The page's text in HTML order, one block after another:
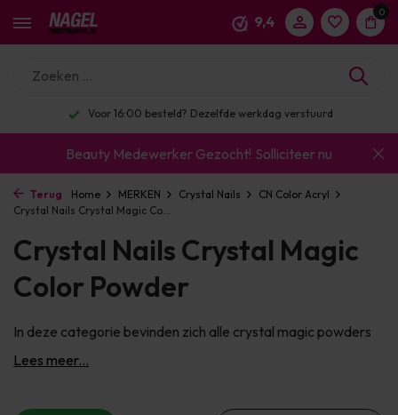
9,4
0
Voor 16:00 besteld? Dezelfde werkdag verstuurd
Beauty Medewerker Gezocht! Solliciteer nu
Terug Home MERKEN Crystal Nails
CN Color Acryl
Crystal Nails Crystal Magic Co...
Crystal Nails Crystal Magic
Color Powder
In deze categorie bevinden zich alle crystal magic powders
Lees meer...